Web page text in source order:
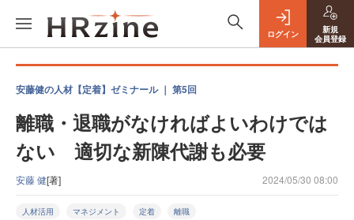
ログイン
新規
会員登録
安藤健の人材【定着】ゼミナール ｜ 第5回
離職・退職がなければよいわけでは
ない 適切な新陳代謝も必要
安藤 健[著] 2024/05/30 08:00
人材活用 マネジメント 定着 離職